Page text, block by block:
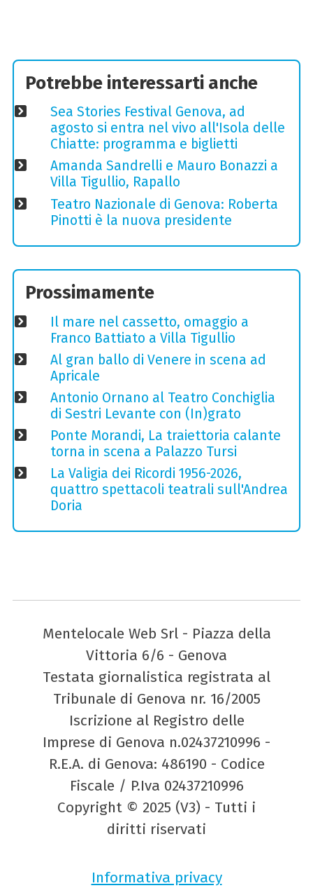
Potrebbe interessarti anche
Sea Stories Festival Genova, ad
agosto si entra nel vivo all'Isola delle
Chiatte: programma e biglietti
Amanda Sandrelli e Mauro Bonazzi a
Villa Tigullio, Rapallo
Teatro Nazionale di Genova: Roberta
Pinotti è la nuova presidente
Prossimamente
Il mare nel cassetto, omaggio a
Franco Battiato a Villa Tigullio
Al gran ballo di Venere in scena ad
Apricale
Antonio Ornano al Teatro Conchiglia
di Sestri Levante con (In)grato
Ponte Morandi, La traiettoria calante
torna in scena a Palazzo Tursi
La Valigia dei Ricordi 1956-2026,
quattro spettacoli teatrali sull'Andrea
Doria
Mentelocale Web Srl - Piazza della
Vittoria 6/6 - Genova
Testata giornalistica registrata al
Tribunale di Genova nr. 16/2005
Iscrizione al Registro delle
Imprese di Genova n.02437210996 -
R.E.A. di Genova: 486190 - Codice
Fiscale / P.Iva 02437210996
Copyright © 2025 (V3) - Tutti i
diritti riservati
Informativa privacy